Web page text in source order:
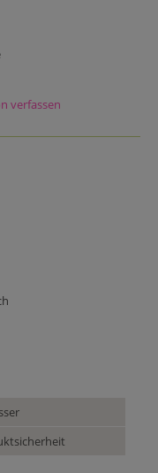
verfassen